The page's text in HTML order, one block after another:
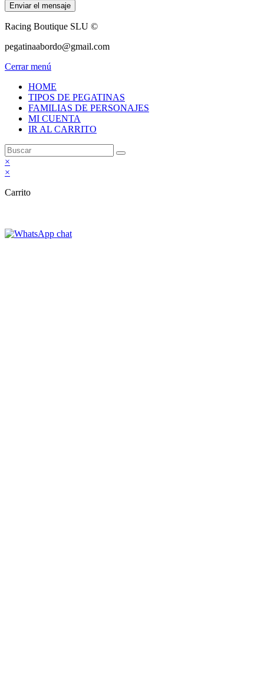
Enviar el mensaje
Racing Boutique SLU ©
pegatinaabordo@gmail.com
Cerrar menú
HOME
TIPOS DE PEGATINAS
FAMILIAS DE PERSONAJES
MI CUENTA
IR AL CARRITO
×
×
Carrito